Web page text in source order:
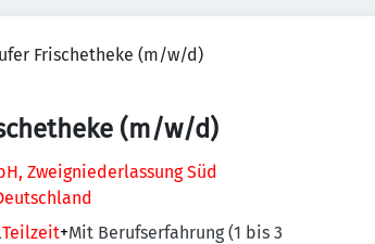
Frischetheke (m/w/d)
(m/w/d)
Zweigniederlassung Süd
Teilzeit+Mit Berufserfahrung (1 bis 3